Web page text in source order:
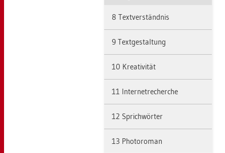
8 Text­ver­ständ­nis
9 Text­ge­stal­tung
10 Krea­ti­vi­tät
11 In­ter­net­re­cher­che
12 Sprich­wör­ter
13 Pho­to­ro­man